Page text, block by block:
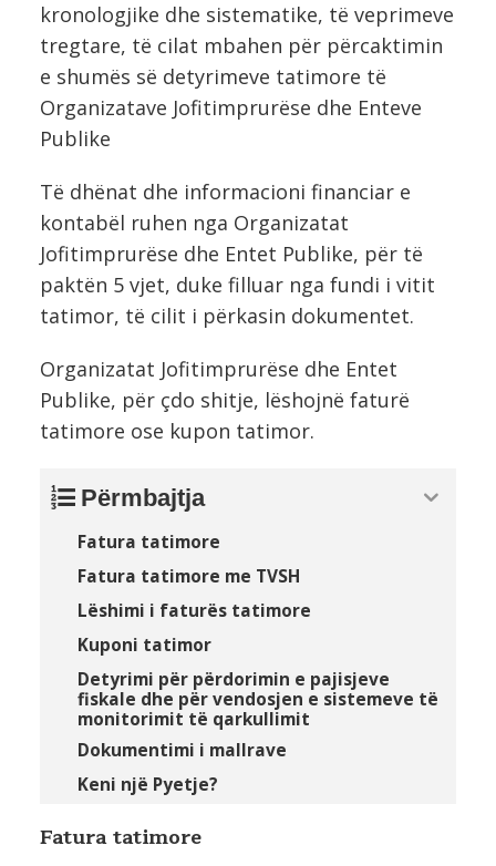
kronologjike dhe sistematike, të veprimeve
tregtare, të cilat mbahen për përcaktimin
e shumës së detyrimeve tatimore të
Organizatave Jofitimprurëse dhe Enteve
Publike
Të dhënat dhe informacioni financiar e
kontabël ruhen nga Organizatat
Jofitimprurëse dhe Entet Publike, për të
paktën 5 vjet, duke filluar nga fundi i vitit
tatimor, të cilit i përkasin dokumentet.
Organizatat Jofitimprurëse dhe Entet
Publike, për çdo shitje, lëshojnë faturë
tatimore ose kupon tatimor.
Përmbajtja
Fatura tatimore
Fatura tatimore me TVSH
Lëshimi i faturës tatimore
Kuponi tatimor
Detyrimi për përdorimin e pajisjeve
fiskale dhe për vendosjen e sistemeve të
monitorimit të qarkullimit
Dokumentimi i mallrave
Keni një Pyetje?
Fatura tatimore